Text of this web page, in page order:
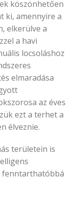
köszönhetően
ki, amennyire a
elkerülve a
a havi
locsoláshoz
elmaradása
az éves
ezt a terhet a
élveznie.
területein is
fenntarthatóbbá